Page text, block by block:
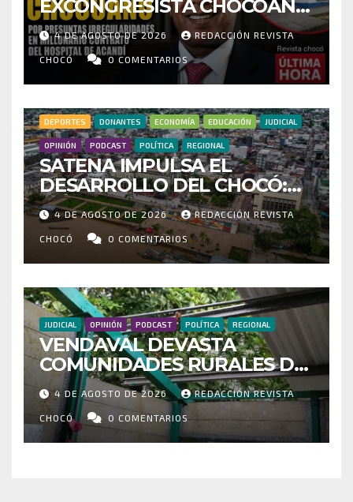
EXCONGRESISTA CHOCOANO
POR PRESUNTAS
IRREGULARIDADES EN
MILLONARIO CONTRATO DEL
HOSPITAL DE ACANDÍ
4 DE AGOSTO DE 2026 REDACCIÓN REVISTA
CHOCÓ 0 COMENTARIOS
DEPORTES DONANTES ECONOMÍA EDUCACIÓN JUDICIAL
OPINIÓN PODCAST POLÍTICA REGIONAL
SATENA IMPULSA EL
DESARROLLO DEL CHOCÓ:
MÁS DE 35 MIL PASAJEROS
MOVILIZADOS Y NUEVAS
RUTAS FORTALECEN LA
CONECTIVIDAD
4 DE AGOSTO DE 2026 REDACCIÓN REVISTA
CHOCÓ 0 COMENTARIOS
JUDICIAL OPINIÓN PODCAST POLÍTICA REGIONAL
VENDAVAL DEVASTA
COMUNIDADES RURALES DE
RIOSUCIO: ESCUELAS,
VIVIENDAS Y CEMENTERIO
ENTRE LOS AFECTADOS
4 DE AGOSTO DE 2026 REDACCIÓN REVISTA
CHOCÓ 0 COMENTARIOS